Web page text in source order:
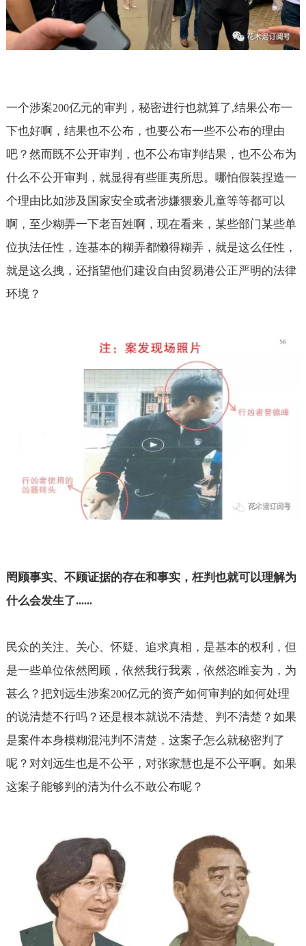
一个涉案200亿元的审判，秘密进行也就算了,结果公布一
下也好啊，结果也不公布，也要公布一些不公布的理由
吧？然而既不公开审判，也不公布审判结果，也不公布为
什么不公开审判，就显得有些匪夷所思。哪怕假装捏造一
个理由比如涉及国家安全或者涉嫌猥亵儿童等等都可以
啊，至少糊弄一下老百姓啊，现在看来，某些部门某些单
位执法任性，连基本的糊弄都懒得糊弄，就是这么任性，
就是这么拽，还指望他们建设自由贸易港公正严明的法律
环境？
罔顾事实、不顾证据的存在和事实，枉判也就可以理解为
什么会发生了......
民众的关注、关心、怀疑、追求真相，是基本的权利，但
是一些单位依然罔顾，依然我行我素，依然恣睢妄为，为
甚么？把刘远生涉案200亿元的资产如何审判的如何处理
的说清楚不行吗？还是根本就说不清楚、判不清楚？如果
是案件本身模糊混沌判不清楚，这案子怎么就秘密判了
呢？对刘远生也是不公平，对张家慧也是不公平啊。如果
这案子能够判的清为什么不敢公布呢？